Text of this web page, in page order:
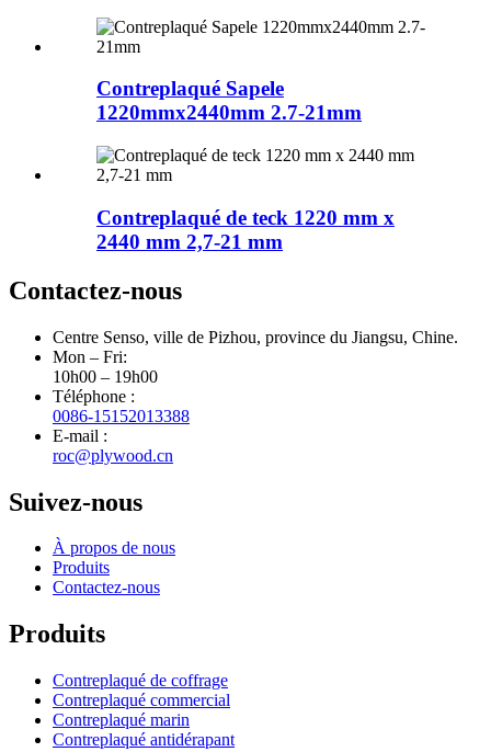
Contreplaqué Sapele
1220mmx2440mm 2.7-21mm
Contreplaqué de teck 1220 mm x
2440 mm 2,7-21 mm
Contactez-nous
Centre Senso, ville de Pizhou, province du Jiangsu, Chine.
Mon – Fri:
10h00 – 19h00
Téléphone :
0086-15152013388
E-mail :
roc@plywood.cn
Suivez-nous
À propos de nous
Produits
Contactez-nous
Produits
Contreplaqué de coffrage
Contreplaqué commercial
Contreplaqué marin
Contreplaqué antidérapant